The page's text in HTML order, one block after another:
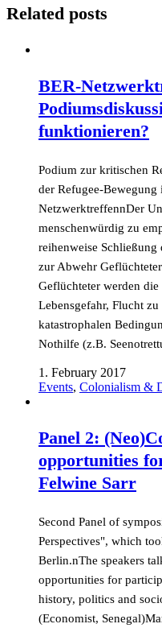
Related posts
BER-
funktionieren?
Podium zur kritischen
der Refugee-Bewegung
NetzwerktreffennDer
menschenwürdig zu
reihenweise Schließung
zur Abwehr
Geflüchteter werden
Lebensgefahr, Flucht
katastrophalen
Nothilfe (z.B.
1. February 2017
Events, Colonialism &
Panel 2:
opportunities
Felwine Sarr
Second Panel of
Perspectives", which
Berlin.nThe speakers
opportunities for
history, politics and
(Economist,